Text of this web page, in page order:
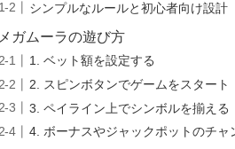
シンプルなルールと初心者向け設計
メガムーラの遊び方
1. ベット額を設定する
2. スピンボタンでゲームをスタート
3. ペイライン上でシンボルを揃える
4. ボーナスやジャックポットのチャ